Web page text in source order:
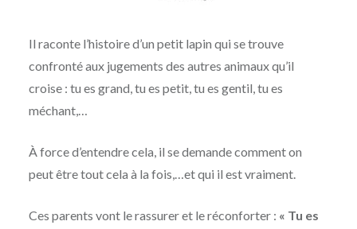
Il raconte l’histoire d’un petit lapin qui se trouve
confronté aux jugements des autres animaux qu’il
croise : tu es grand, tu es petit, tu es gentil, tu es
méchant,…
À force d’entendre cela, il se demande comment on
peut être tout cela à la fois,…et qui il est vraiment.
Ces parents vont le rassurer et le réconforter : « Tu es